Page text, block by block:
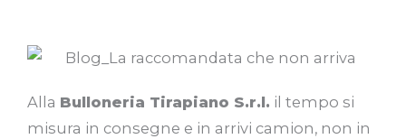
Alla Bulloneria Tirapiano S.r.l. il tempo si
misura in consegne e in arrivi camion, non in